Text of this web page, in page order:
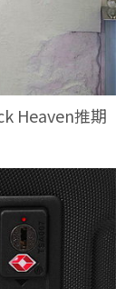
Heaven推期